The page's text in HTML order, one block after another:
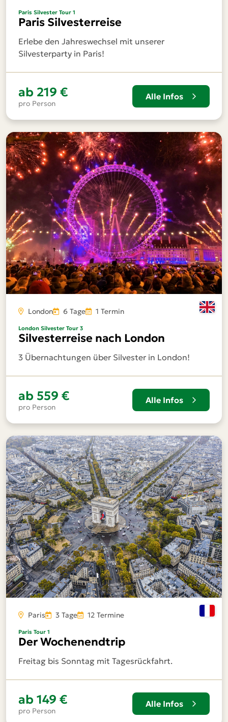
Paris Silvester Tour 1
Paris Silvesterreise
Erlebe den Jahreswechsel mit unserer
Silvesterparty in Paris!
ab 219 €
pro Person
Alle Infos
London 6 Tage 1 Termin
London Silvester Tour 3
Silvesterreise nach London
3 Übernachtungen über Silvester in London!
ab 559 €
pro Person
Alle Infos
Paris 3 Tage 12 Termine
Paris Tour 1
Der Wochenendtrip
Freitag bis Sonntag mit Tagesrückfahrt.
ab 149 €
pro Person
Alle Infos